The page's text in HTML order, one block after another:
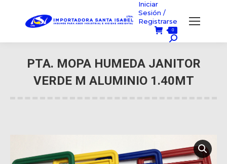
Iniciar
Sesión /
Registrarse
0
Búsqueda:
PTA. MOPA HUMEDA JANITOR
VERDE M ALUMINIO 1.40MT